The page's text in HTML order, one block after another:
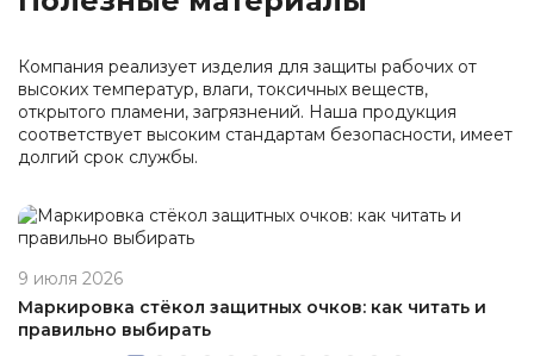
Компания реализует изделия для защиты рабочих от
высоких температур, влаги, токсичных веществ,
открытого пламени, загрязнений. Наша продукция
соответствует высоким стандартам безопасности, имеет
долгий срок службы.
9 июля 2026
Маркировка стёкол защитных очков: как читать и
правильно выбирать